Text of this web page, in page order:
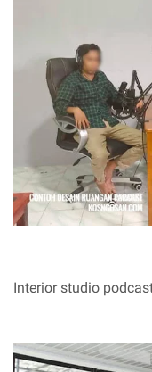
Interior studio